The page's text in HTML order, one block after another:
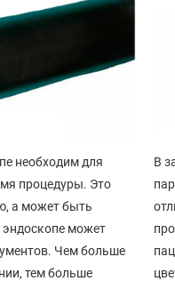
необходим для
процедуры. Это
а может быть
может
Чем больше
тем больше
В